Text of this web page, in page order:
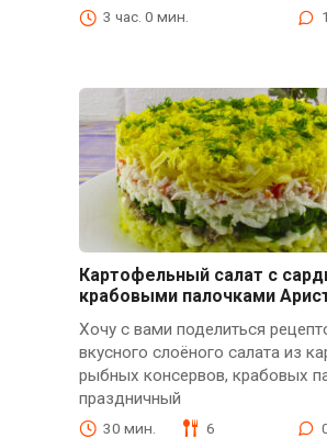
3 час. 0 мин. 1
Картофельный салат с
крабовыми палочками
Хочу с вами поделиться
вкусного слоёного салата из
рыбных консервов, крабовых
праздничный
30 мин. 6